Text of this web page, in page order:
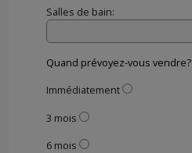
Salles de bain:
Quand prévoyez-vous vendre?
Immédiatement
3 mois
6 mois